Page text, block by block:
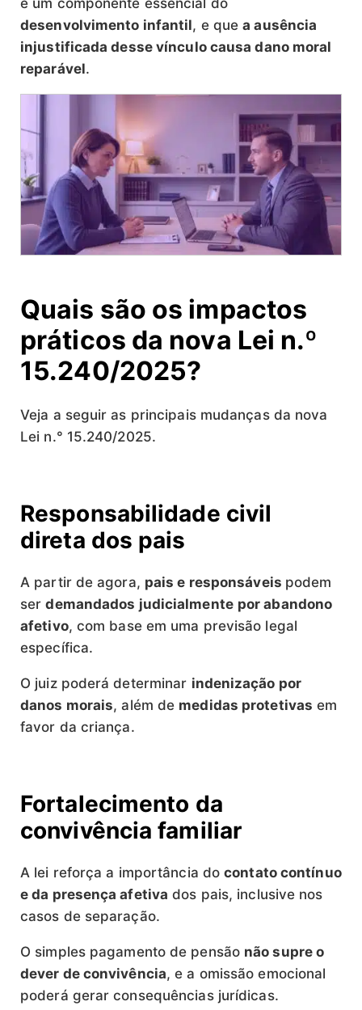
desenvolvimento infantil, e quea ausência
injustificada desse vínculo causa dano moral
reparável.
Quais são os impactos
práticos da nova Lei n.º
15.240/2025?
Veja a seguir as principais mudanças da nova
Lei n.° 15.240/2025.
Responsabilidade civil
direta dos pais
A partir de agora, pais e responsáveis podem
serdemandados judicialmente por abandono
afetivo, com base em uma previsão legal
específica.
O juiz poderá determinar indenização por
danos morais, além de medidas protetivas em
favor da criança.
Fortalecimento da
convivência familiar
A lei reforça a importância docontato contínuo
e da presença afetiva dos pais, inclusive nos
casos de separação.
O simples pagamento de pensão não supre o
dever de convivência, e a omissão emocional
poderá gerar consequências jurídicas.